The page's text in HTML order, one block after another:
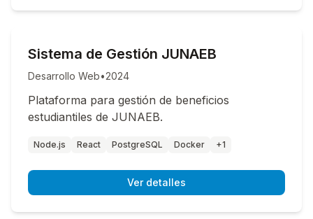
Sistema de Gestión JUNAEB
Desarrollo Web•2024
Plataforma para gestión de beneficios
estudiantiles de JUNAEB.
Node.js React PostgreSQL Docker +1
Ver detalles